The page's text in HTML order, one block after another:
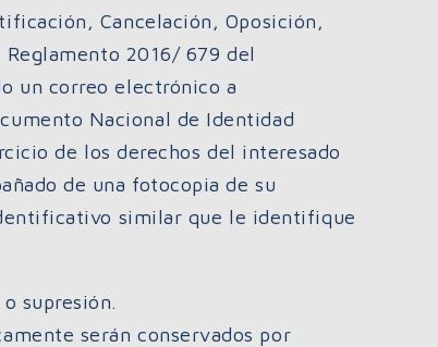
Cancelación, Oposición,
2016/ 679 del
un correo electrónico a
Nacional de Identidad
de los derechos del interesado
de una fotocopia de su
similar que le identifique
supresión.
serán conservados por